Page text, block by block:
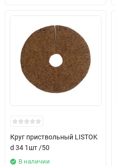
Круг приствольный LISTOK
d 34 1шт /50
В наличии